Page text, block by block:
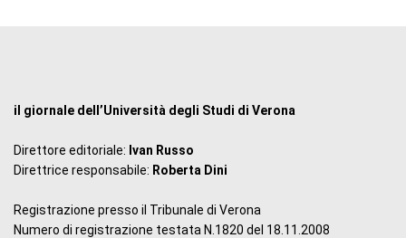
il giornale dell’Università degli Studi di Verona
Direttore editoriale: Ivan Russo
Direttrice responsabile: Roberta Dini
Registrazione presso il Tribunale di Verona
Numero di registrazione testata N.1820 del 18.11.2008